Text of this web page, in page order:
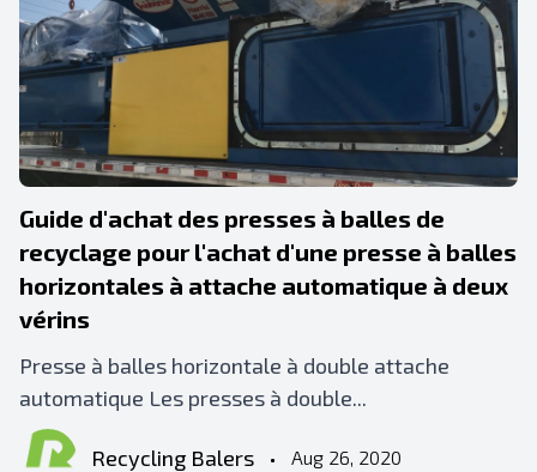
Guide d'achat des presses à balles de
recyclage pour l'achat d'une presse à balles
horizontales à attache automatique à deux
vérins
Presse à balles horizontale à double attache
automatique Les presses à double...
Recycling Balers • Aug 26, 2020